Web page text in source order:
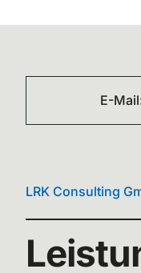
E-
LRK Consulting